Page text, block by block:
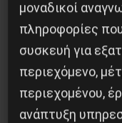
Δημόσιο, χωρίς
κόσμο, να μπουν
να παράγουν
Δεν θέλουμε
μοναδικοί
πληροφορίες
συσκευή για
περιεχόμενο,
περιεχομένου,
ανάπτυξη